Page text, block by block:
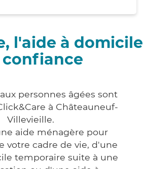
l'aide à domicile
confiance
personnes âgées sont
à Châteauneuf-
Villevieille.
aide ménagère pour
votre cadre de vie, d'une
temporaire suite à une